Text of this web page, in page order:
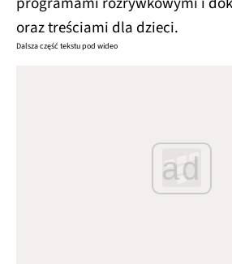
oraz treściami dla dzieci.
Dalsza część tekstu pod wideo
ad